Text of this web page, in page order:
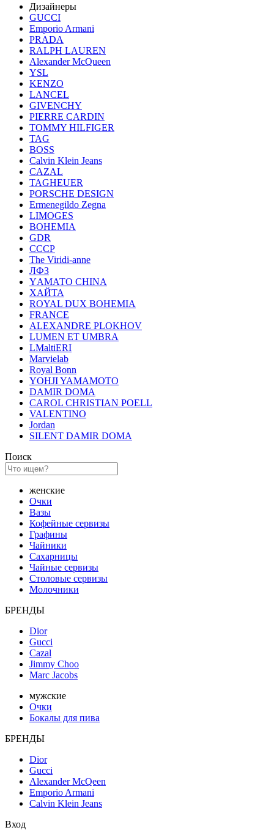
Дизайнеры
GUCCI
Emporio Armani
PRADA
RALPH LAUREN
Alexander McQueen
YSL
KENZO
LANCEL
GIVENCHY
PIERRE CARDIN
TOMMY HILFIGER
TAG
BOSS
Calvin Klein Jeans
CAZAL
TAGHEUER
PORSCHE DESIGN
Ermenegildo Zegna
LIMOGES
BOHEMIA
GDR
СССР
The Viridi-anne
ЛФЗ
YАМАТО CHINA
ХАЙТА
ROYAL DUX BOHEMIA
FRANCE
ALEXANDRE PLOKHOV
LUMEN ET UMBRA
LMaltiERI
Marvielab
Royal Bonn
YOHJI YAMAMOTO
DAMIR DOMA
CAROL CHRISTIAN POELL
VALENTINO
Jordan
SILENT DAMIR DOMA
Поиск
женские
Очки
Вазы
Кофейные сервизы
Графины
Чайники
Сахарницы
Чайные сервизы
Столовые сервизы
Молочники
БРЕНДЫ
Dior
Gucci
Cazal
Jimmy Choo
Marc Jacobs
мужские
Очки
Бокалы для пива
БРЕНДЫ
Dior
Gucci
Alexander McQeen
Emporio Armani
Calvin Klein Jeans
Вход